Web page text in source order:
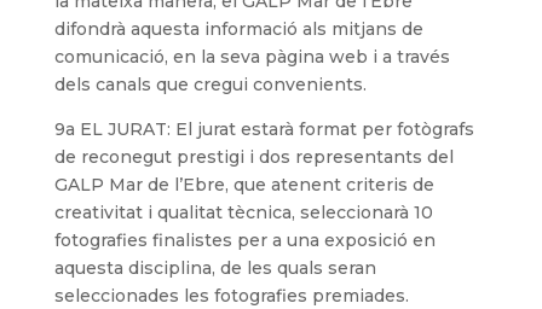
difondrà aquesta informació als mitjans de
comunicació, en la seva pàgina web i a través
dels canals que cregui convenients.
9a EL JURAT: El jurat estarà format per fotògrafs
de reconegut prestigi i dos representants del
GALP Mar de l’Ebre, que atenent criteris de
creativitat i qualitat tècnica, seleccionarà 10
fotografies finalistes per a una exposició en
aquesta disciplina, de les quals seran
seleccionades les fotografies premiades.